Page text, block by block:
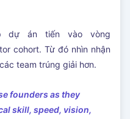
dự án tiến vào vòng
cohort. Từ đó nhìn nhận
team trúng giải hơn.
founders as they
skill, speed, vision,